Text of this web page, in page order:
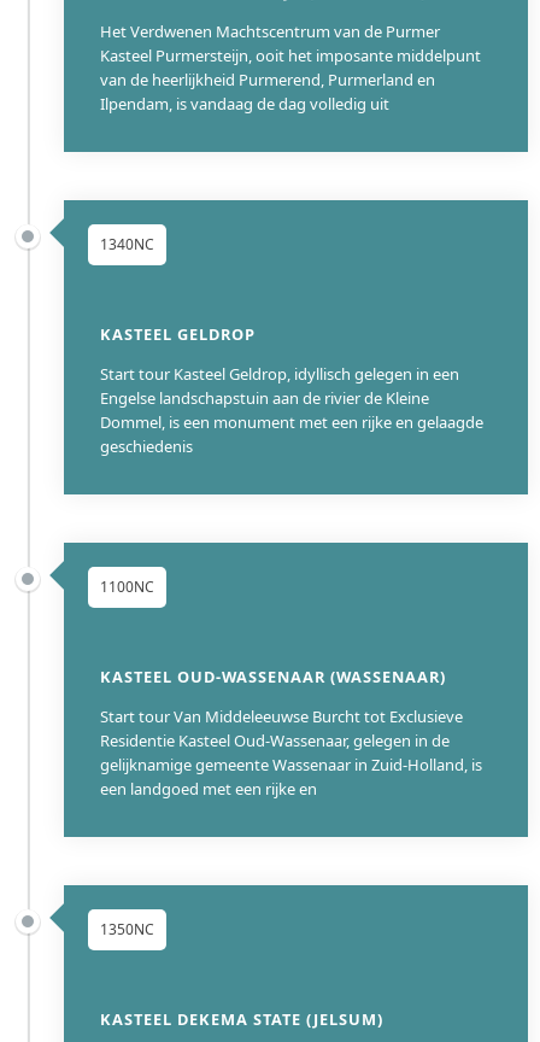
Het Verdwenen Machtscentrum van de Purmer
Kasteel Purmersteijn, ooit het imposante middelpunt
van de heerlijkheid Purmerend, Purmerland en
Ilpendam, is vandaag de dag volledig uit
1340NC
KASTEEL GELDROP
Start tour Kasteel Geldrop, idyllisch gelegen in een
Engelse landschapstuin aan de rivier de Kleine
Dommel, is een monument met een rijke en gelaagde
geschiedenis
1100NC
KASTEEL OUD-WASSENAAR (WASSENAAR)
Start tour Van Middeleeuwse Burcht tot Exclusieve
Residentie Kasteel Oud-Wassenaar, gelegen in de
gelijknamige gemeente Wassenaar in Zuid-Holland, is
een landgoed met een rijke en
1350NC
KASTEEL DEKEMA STATE (JELSUM)